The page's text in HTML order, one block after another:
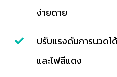
ง่ายดาย
ปรับแรงดันการนวดไ
และไฟสีแดง